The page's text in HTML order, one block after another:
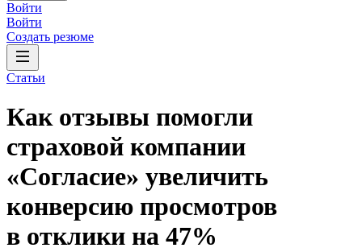
Войти
Войти
Создать резюме
Статьи
Как отзывы помогли
страховой компании
«Согласие» увеличить
конверсию просмотров
в отклики на 47%